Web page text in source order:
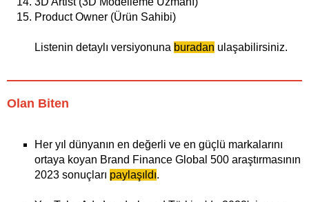
Product Owner (Ürün Sahibi)
Listenin detaylı versiyonuna buradan ulaşabilirsiniz.
Olan Biten
Her yıl dünyanın en değerli ve en güçlü markalarını
ortaya koyan Brand Finance Global 500 araştırmasının
2023 sonuçları paylaşıldı.